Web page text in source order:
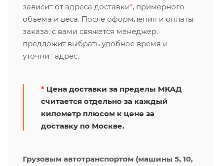
зависит от адреса доставки*, примерного
объема и веса. После оформления и оплаты
заказа, с вами свяжется менеджер,
предложит выбрать удобное время и
уточнит адрес.
* Цена доставки за пределы МКАД
считается отдельно за каждый
километр плюсом к цене за
доставку по Москве.
Грузовым автотранспортом (машины 5, 10,